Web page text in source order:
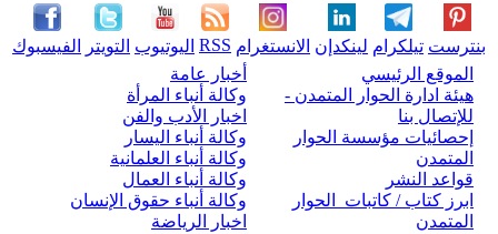
الفيسبوك التويتر اليوتيوب RSS الانستغرام لينكدإن تيلكرام بنترست
الموقع الرئيسي
هيئة ادارة الحوار المتمدن -
للإتصال بنا
إحصائيات مؤسسة الحوار
المتمدن
قواعد النشر
ابرز كتاب / كاتبات الحوار
المتمدن
أخبار عامة
وكالة أنباء المرأة
اخبار الأدب والفن
وكالة أنباء اليسار
وكالة أنباء العلمانية
وكالة أنباء العمال
وكالة أنباء حقوق الإنسان
اخبار الرياضة